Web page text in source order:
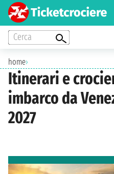
Cerca
home›
Itinerari e
imbarco da
2027